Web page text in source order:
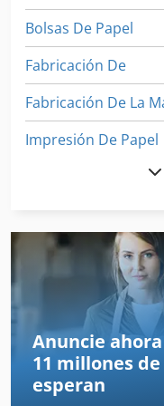
Bolsas De Papel
Fabricación De
Fabricación De La
Impresión De Papel
Maquina De Corte
Maquina De Envase
Maquina De Papel
Maquina Para
Maquinaria De
Maquinaria De
Anuncie ahora
11 millones
esperan